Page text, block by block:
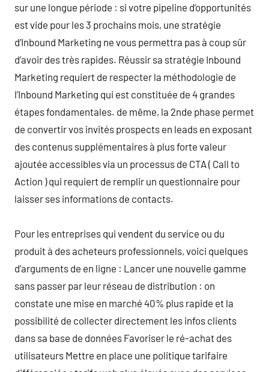
sur une longue période : si votre pipeline d’opportunités
est vide pour les 3 prochains mois, une stratégie
d’Inbound Marketing ne vous permettra pas à coup sûr
d’avoir des très rapides. Réussir sa stratégie Inbound
Marketing requiert de respecter la méthodologie de
l’Inbound Marketing qui est constituée de 4 grandes
étapes fondamentales. de même, la 2nde phase permet
de convertir vos invités prospects en leads en exposant
des contenus supplémentaires à plus forte valeur
ajoutée accessibles via un processus de CTA ( Call to
Action ) qui requiert de remplir un questionnaire pour
laisser ses informations de contacts.
Pour les entreprises qui vendent du service ou du
produit à des acheteurs professionnels, voici quelques
d’arguments de en ligne : Lancer une nouvelle gamme
sans passer par leur réseau de distribution : on
constate une mise en marché 40% plus rapide et la
possibilité de collecter directement les infos clients
dans sa base de données Favoriser le ré-achat des
utilisateurs Mettre en place une politique tarifaire